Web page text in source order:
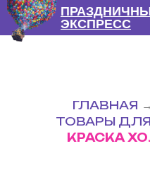
ЭКСПРЕСС
ГЛАВНАЯ →
ТОВАРЫ
КРАСКА